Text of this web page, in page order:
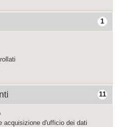
1
11
acquisizione d'ufficio dei dati